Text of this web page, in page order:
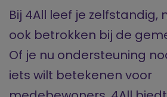
Bij 4All leef je zelfstandig,
ook betrokken bij de
Of je nu ondersteuning
iets wilt betekenen voor